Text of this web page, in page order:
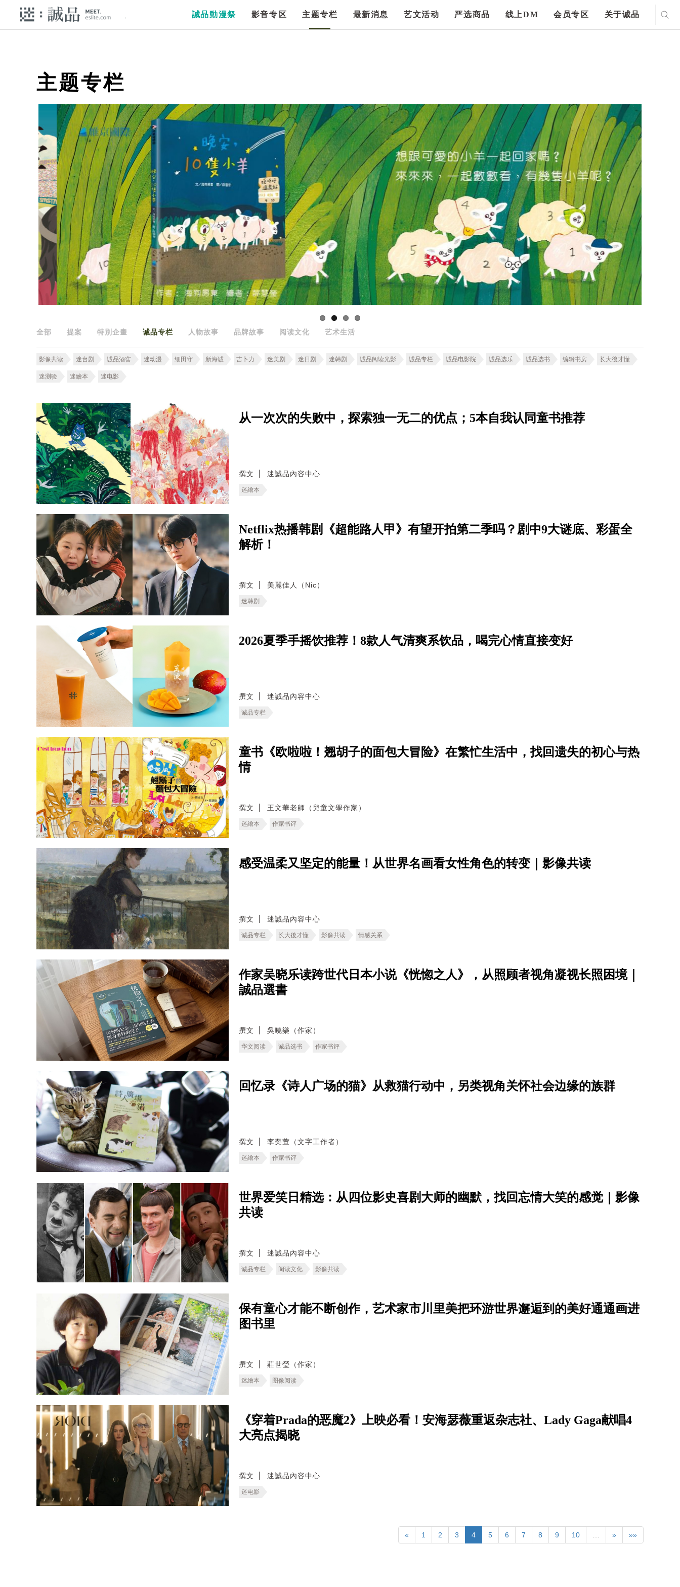
誠品動漫祭 影音专区 主题专栏 最新消息 艺文活动 严选商品 线上DM 会员专区 关于诚品
主题专栏
全部 提案 特別企畫 诚品专栏 人物故事 品牌故事 阅读文化 艺术生活
影像共读 迷台剧 诚品酒窖 迷动漫 细田守 新海诚 吉卜力 迷美剧 迷日剧 迷韩剧 诚品阅读光影 诚品专栏 诚品电影院 诚品选乐 诚品选书 编辑书房 长大後才懂
迷测验 迷繪本 迷电影
从一次次的失败中，探索独一无二的优点；5本自我认同童书推荐
撰文 迷誠品內容中心
迷繪本
Netflix热播韩剧《超能路人甲》有望开拍第二季吗？剧中9大谜底、彩蛋全
解析！
撰文 美麗佳人（Nic）
迷韩剧
2026夏季手摇饮推荐！8款人气清爽系饮品，喝完心情直接变好
撰文 迷誠品內容中心
诚品专栏
童书《欧啦啦！翘胡子的面包大冒险》在繁忙生活中，找回遗失的初心与热
情
撰文 王文華老師（兒童文學作家）
迷繪本 作家书评
感受温柔又坚定的能量！从世界名画看女性角色的转变｜影像共读
撰文 迷誠品內容中心
诚品专栏 长大後才懂 影像共读 情感关系
作家吴晓乐读跨世代日本小说《恍惚之人》，从照顾者视角凝视长照困境｜
誠品選書
撰文 吳曉樂（作家）
华文阅读 诚品选书 作家书评
回忆录《诗人广场的猫》从救猫行动中，另类视角关怀社会边缘的族群
撰文 李奕萱（文字工作者）
迷繪本 作家书评
世界爱笑日精选：从四位影史喜剧大师的幽默，找回忘情大笑的感觉｜影像
共读
撰文 迷誠品內容中心
诚品专栏 阅读文化 影像共读
保有童心才能不断创作，艺术家市川里美把环游世界邂逅到的美好通通画进
图书里
撰文 莊世瑩（作家）
迷繪本 图像阅读
《穿着Prada的恶魔2》上映必看！安海瑟薇重返杂志社、Lady Gaga献唱4
大亮点揭晓
撰文 迷誠品內容中心
迷电影
« 1 2 3 4 5 6 7 8 9 10 … » »»